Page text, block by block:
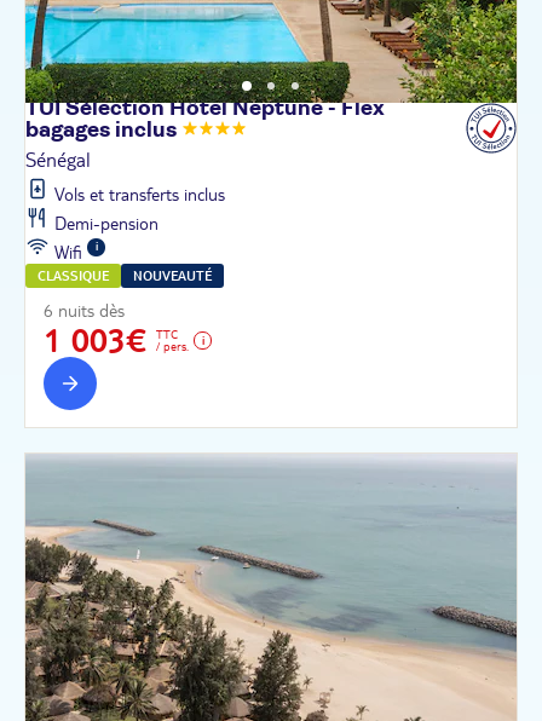
TUI Sélection Hôtel Neptune - Flex
bagages inclus
Sénégal
Vols et transferts inclus
Demi-pension
Wifi
CLASSIQUE NOUVEAUTÉ
6 nuits dès
1 003€
TTC
/ pers.